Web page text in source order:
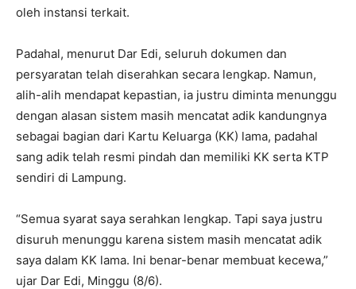
oleh instansi terkait.
Padahal, menurut Dar Edi, seluruh dokumen dan
persyaratan telah diserahkan secara lengkap. Namun,
alih-alih mendapat kepastian, ia justru diminta menunggu
dengan alasan sistem masih mencatat adik kandungnya
sebagai bagian dari Kartu Keluarga (KK) lama, padahal
sang adik telah resmi pindah dan memiliki KK serta KTP
sendiri di Lampung.
“Semua syarat saya serahkan lengkap. Tapi saya justru
disuruh menunggu karena sistem masih mencatat adik
saya dalam KK lama. Ini benar-benar membuat kecewa,”
ujar Dar Edi, Minggu (8/6).